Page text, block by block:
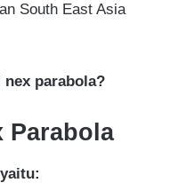
South East Asia
nex parabola?
Parabola